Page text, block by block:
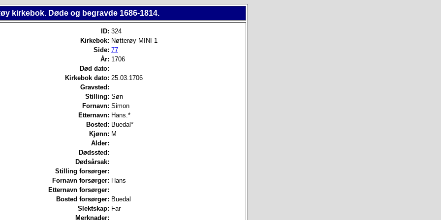
kirkebok. Døde og begravde 1686-1814.
ID: 324
Kirkebok: Nøtterøy MINI 1
Side: 77
År: 1706
Død dato:
Kirkebok dato: 25.03.1706
Gravsted:
Stilling: Søn
Fornavn: Simon
Etternavn: Hans.*
Bosted: Buedal*
Kjønn: M
Alder:
Dødssted:
Dødsårsak:
Stilling forsørger:
Fornavn forsørger: Hans
Etternavn forsørger:
Bosted forsørger: Buedal
Slektskap: Far
Merknader: